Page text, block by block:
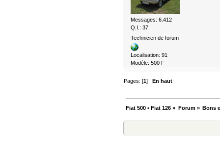
Messages: 6.412
Q.I.: 37
Technicien de forum
Localisation: 91
Modèle: 500 F
Pages: [1]En haut
Fiat 500 • Fiat 126 » Forum» Bons